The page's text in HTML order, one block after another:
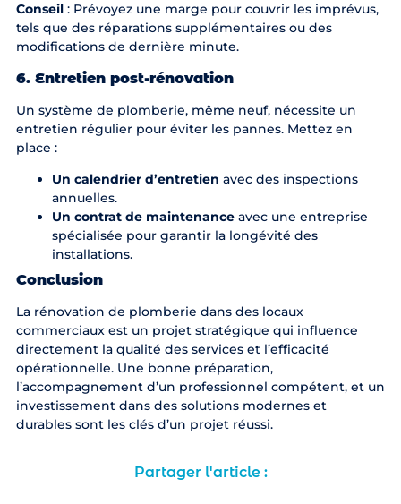
Conseil: Prévoyez une marge pour couvrir les imprévus,
tels que des réparations supplémentaires ou des
modifications de dernière minute.
6. Entretien post-rénovation
Un système de plomberie, même neuf, nécessite un
entretien régulier pour éviter les pannes. Mettez en
place :
Un calendrier d’entretien avec des inspections
annuelles.
Un contrat de maintenanceavec une entreprise
spécialisée pour garantir la longévité des
installations.
Conclusion
La rénovation de plomberie dans des locaux
commerciaux est un projet stratégique qui influence
directement la qualité des services et l’efficacité
opérationnelle. Une bonne préparation,
l’accompagnement d’un professionnel compétent, et un
investissement dans des solutions modernes et
durables sont les clés d’un projet réussi.
Partager l'article :